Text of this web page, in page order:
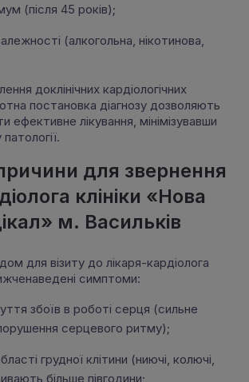
(після 45 років);
(алкогольна, нікотинова,
доклінічних кардіологічних
постановка діагнозу дозволяють
ефективне лікування, мінімізувавши
для звернення
клініки «Нова
м. Васильків
для візиту до лікаря-кардіолога
симптоми:
збоїв в роботі серця (сильне
серцевого ритму);
грудної клітини (ниючі, колючі,
більше півгодини;